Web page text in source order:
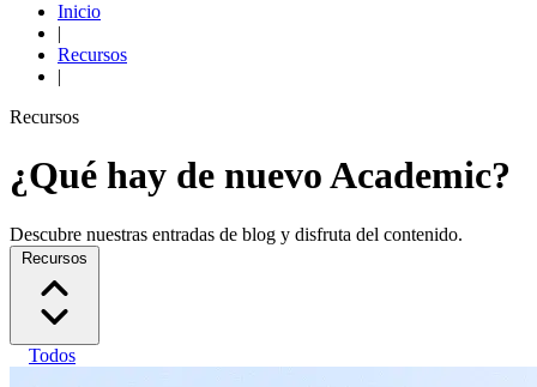
Inicio
|
Recursos
|
Recursos
¿Qué hay de nuevo Academic?
Descubre nuestras entradas de blog y disfruta del contenido.
Recursos
Todos